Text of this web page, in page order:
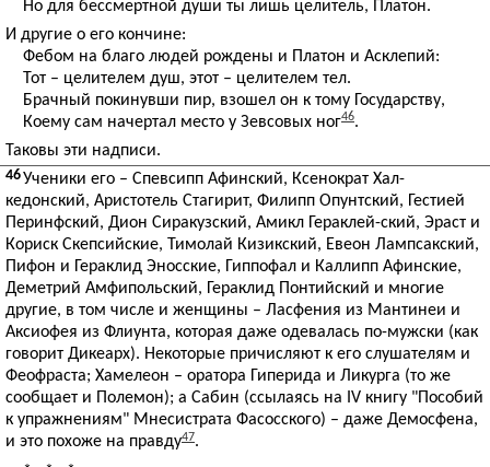
Но для бессмертной души ты лишь целитель, Платон.
И другие о его кончине:
Фебом на благо людей рождены и Платон и Асклепий:
Тот – целителем душ, этот – целителем тел.
Брачный покинувши пир, взошел он к тому Государству,
Коему сам начертал место у Зевсовых ног46.
Таковы эти надписи.
46Ученики его – Спевсипп Афинский, Ксенократ Хал-
кедонский, Аристотель Стагирит, Филипп Опунтский, Гестией
Перинфский, Дион Сиракузский, Амикл Гераклей-ский, Эраст и
Кориск Скепсийские, Тимолай Кизикский, Евеон Лампсакский,
Пифон и Гераклид Эносские, Гиппофал и Каллипп Афинские,
Деметрий Амфипольский, Гераклид Понтийский и многие
другие, в том числе и женщины – Ласфения из Мантинеи и
Аксиофея из Флиунта, которая даже одевалась по-мужски (как
говорит Дикеарх). Некоторые причисляют к его слушателям и
Феофраста; Хамелеон – оратора Гиперида и Ликурга (то же
сообщает и Полемон); а Сабин (ссылаясь на IV книгу "Пособий
к упражнениям" Мнесистрата Фасосского) – даже Демосфена,
и это похоже на правду47.